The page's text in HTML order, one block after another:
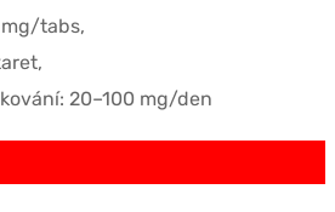
tabs,
20–100 mg/den